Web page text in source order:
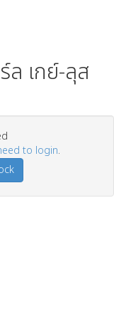
ล เกย์-ลุส
to login.